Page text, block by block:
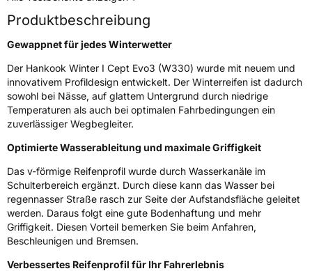
3PMSF / Schneeflockensymbol / Alpine-Symbol
EisgripNein
EPREL ID499955
Allgemeine Produktsicherheit (GPSR)
HerstellerkontaktHankook Tire Europe GmbH, Siemensstr. 14
technik@hankookreifen.de
Produktbeschreibung
Gewappnet für jedes Winterwetter
Der Hankook Winter I Cept Evo3 (W330) wurde mit neuem und
innovativem Profildesign entwickelt. Der Winterreifen ist dadurch
sowohl bei Nässe, auf glattem Untergrund durch niedrige
Temperaturen als auch bei optimalen Fahrbedingungen ein
zuverlässiger Wegbegleiter.
Optimierte Wasserableitung und maximale Griffigkeit
Das v-förmige Reifenprofil wurde durch Wasserkanäle im
Schulterbereich ergänzt. Durch diese kann das Wasser bei
regennasser Straße rasch zur Seite der Aufstandsfläche geleitet
werden. Daraus folgt eine gute Bodenhaftung und mehr
Griffigkeit. Diesen Vorteil bemerken Sie beim Anfahren,
Beschleunigen und Bremsen.
Verbessertes Reifenprofil für Ihr Fahrerlebnis